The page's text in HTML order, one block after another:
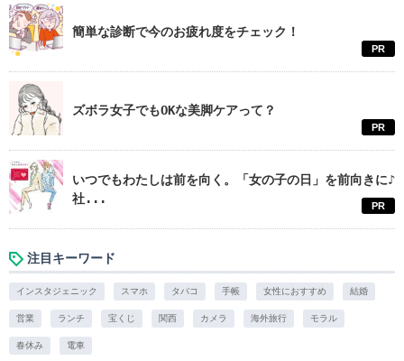
簡単な診断で今のお疲れ度をチェック！
PR
ズボラ女子でもOKな美脚ケアって？
PR
いつでもわたしは前を向く。「女の子の日」を前向きに♪
社...
PR
注目キーワード
インスタジェニック スマホ タバコ 手帳 女性におすすめ 結婚
営業 ランチ 宝くじ 関西 カメラ 海外旅行 モラル
春休み 電車